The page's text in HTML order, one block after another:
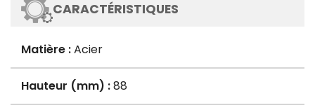
CARACTÉRISTIQUES
Matière :Acier
Hauteur (mm) :88